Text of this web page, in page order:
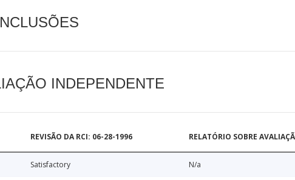
INDEPENDENTE
REVISÃO DA RCI: 06-28-1996 RELATÓRIO SOBRE
Satisfactory N/a